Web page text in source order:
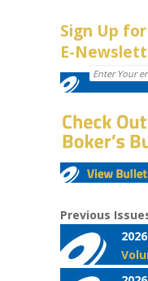
Sign Up for
E-
Previous